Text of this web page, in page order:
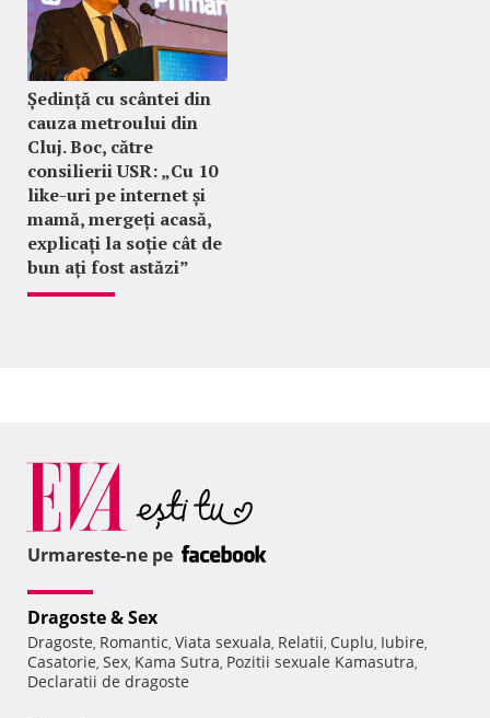
Ședință cu scântei din
cauza metroului din
Cluj. Boc, către
consilierii USR: „Cu 10
like-uri pe internet și
mamă, mergeți acasă,
explicați la soție cât de
bun ați fost astăzi”
Urmareste-ne pe
Dragoste & Sex
Dragoste, Romantic, Viata sexuala, Relatii, Cuplu, Iubire,
Casatorie, Sex, Kama Sutra, Pozitii sexuale Kamasutra,
Declaratii de dragoste